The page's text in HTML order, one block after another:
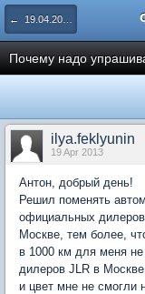
← 19.04.2013 АнтонЧуйкин. Горячая линия
Почему надо
ilya.feklyunin
19 Apr 2013
Антон, добрый день!
Решил поменять
официальных
Москве, тем более,
в 1000 км для меня
дилеров JLR в
и цвет мне не смогли